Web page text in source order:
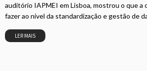
auditório IAPMEI em Lisboa, mostrou o que a
fazer ao nível da standardização e gestão de
LER MAIS